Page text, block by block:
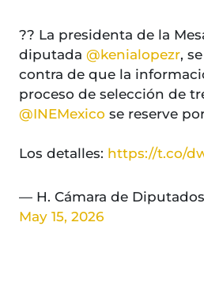
?? La presidenta de la
diputada @kenialopezr,
contra de que la
proceso de selección de
@INEMexico se reserve
Los detalles: https://t.co/
— H. Cámara de
May 15, 2026